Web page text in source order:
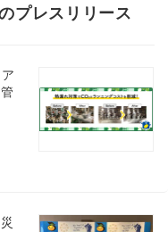
プレスリリース